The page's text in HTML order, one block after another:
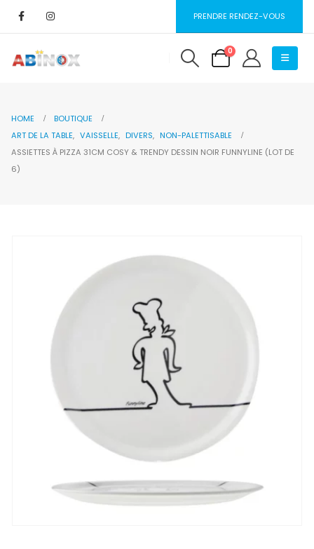
PRENDRE RENDEZ-VOUS
0
HOME
BOUTIQUE
ART DE LA TABLE, VAISSELLE, DIVERS, NON-PALETTISABLE
ASSIETTES À PIZZA 31CM COSY & TRENDY DESSIN NOIR FUNNYLINE (LOT DE
6)